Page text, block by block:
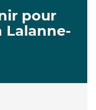
pour
Lalanne-